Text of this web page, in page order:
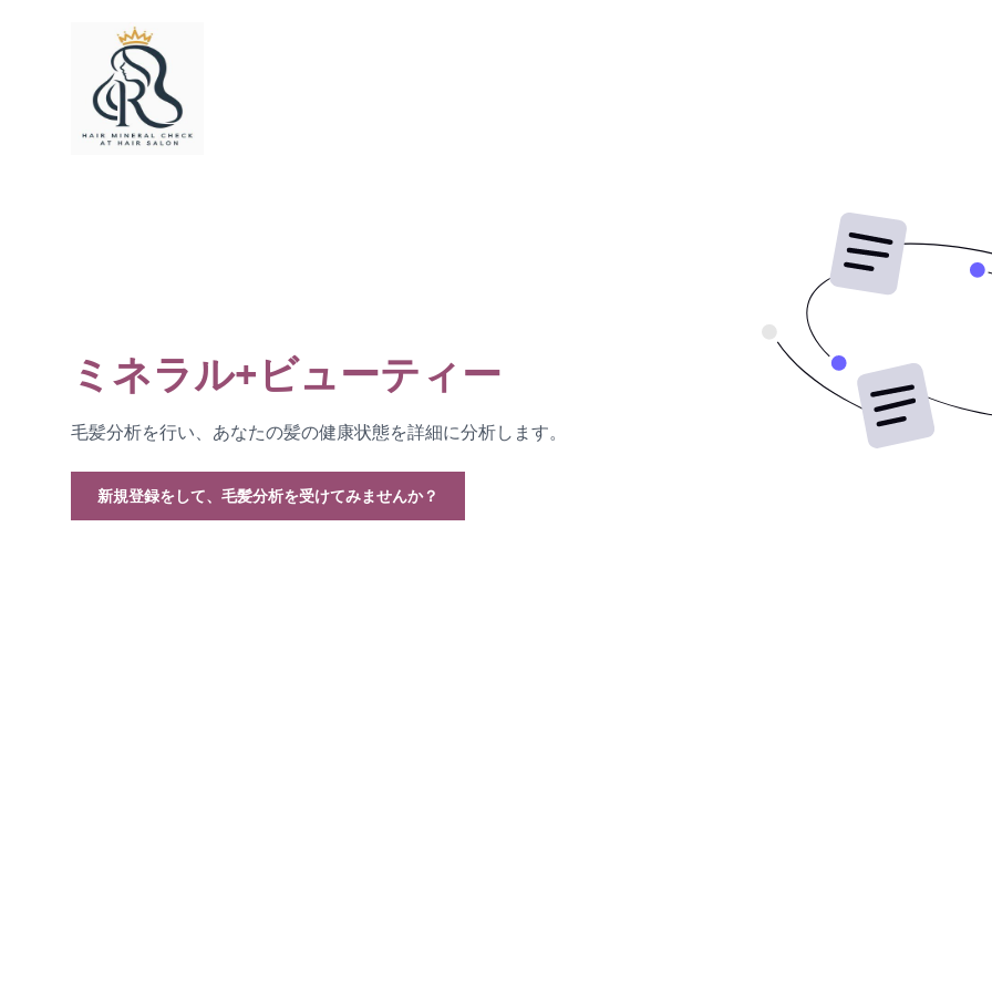
ミネラル+ビューティー
毛髪分析を行い、あなたの髪の健康状態を詳細に分析します。
新規登録をして、毛髪分析を受けてみませんか？